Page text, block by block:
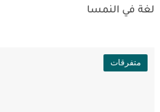
لغة في النمسا
متفرقات